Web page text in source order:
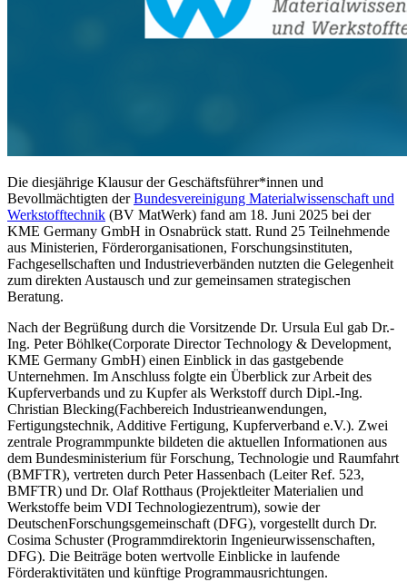
Die diesjährige Klausur der Geschäftsführer*innen und
Bevollmächtigten derBundesvereinigung Materialwissenschaft und
Werkstofftechnik (BV MatWerk) fand am 18. Juni 2025 bei der
KME Germany GmbH in Osnabrück statt. Rund 25 Teilnehmende
aus Ministerien, Förderorganisationen, Forschungsinstituten,
Fachgesellschaften und Industrieverbänden nutzten die Gelegenheit
zum direkten Austausch und zur gemeinsamen strategischen
Beratung.
Nach der Begrüßung durch die Vorsitzende Dr. Ursula Eul gab Dr.-
Ing. Peter Böhlke(Corporate Director Technology & Development,
KME Germany GmbH) einen Einblick in das gastgebende
Unternehmen. Im Anschluss folgte ein Überblick zur Arbeit des
Kupferverbands und zu Kupfer als Werkstoff durch Dipl.-Ing.
Christian Blecking(Fachbereich Industrieanwendungen,
Fertigungstechnik, Additive Fertigung, Kupferverband e.V.). Zwei
zentrale Programmpunkte bildeten die aktuellen Informationen aus
dem Bundesministerium für Forschung, Technologie und Raumfahrt
(BMFTR), vertreten durch Peter Hassenbach (Leiter Ref. 523,
BMFTR) und Dr. Olaf Rotthaus (Projektleiter Materialien und
Werkstoffe beim VDI Technologiezentrum), sowie der
DeutschenForschungsgemeinschaft (DFG), vorgestellt durch Dr.
Cosima Schuster (Programmdirektorin Ingenieurwissenschaften,
DFG). Die Beiträge boten wertvolle Einblicke in laufende
Förderaktivitäten und künftige Programmausrichtungen.